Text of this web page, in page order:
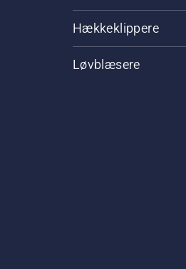
Hækkeklippere
Løvblæsere